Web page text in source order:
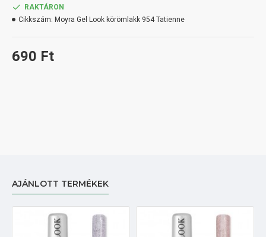
690 Ft
RAKTÁRON
Cikkszám: Moyra Gel Look körömlakk 954 Tatienne
AJÁNLOTT TERMÉKEK